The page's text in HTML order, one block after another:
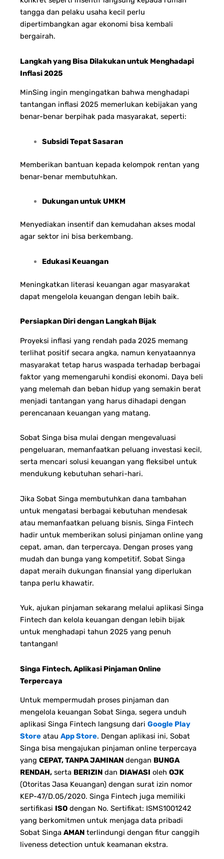
tangga dan pelaku usaha kecil perlu
dipertimbangkan agar ekonomi bisa kembali
bergairah.
Langkah yang Bisa Dilakukan untuk Menghadapi
Inflasi 2025
MinSing ingin mengingatkan bahwa menghadapi
tantangan inflasi 2025 memerlukan kebijakan yang
benar-benar berpihak pada masyarakat, seperti:
Subsidi Tepat Sasaran
Memberikan bantuan kepada kelompok rentan yang
benar-benar membutuhkan.
Dukungan untuk UMKM
Menyediakan insentif dan kemudahan akses modal
agar sektor ini bisa berkembang.
Edukasi Keuangan
Meningkatkan literasi keuangan agar masyarakat
dapat mengelola keuangan dengan lebih baik.
Persiapkan Diri dengan Langkah Bijak
Proyeksi inflasi yang rendah pada 2025 memang
terlihat positif secara angka, namun kenyataannya
masyarakat tetap harus waspada terhadap berbagai
faktor yang memengaruhi kondisi ekonomi. Daya beli
yang melemah dan beban hidup yang semakin berat
menjadi tantangan yang harus dihadapi dengan
perencanaan keuangan yang matang.
Sobat Singa bisa mulai dengan mengevaluasi
pengeluaran, memanfaatkan peluang investasi kecil,
serta mencari solusi keuangan yang fleksibel untuk
mendukung kebutuhan sehari-hari.
Jika Sobat Singa membutuhkan dana tambahan
untuk mengatasi berbagai kebutuhan mendesak
atau memanfaatkan peluang bisnis, Singa Fintech
hadir untuk memberikan solusi pinjaman online yang
cepat, aman, dan terpercaya. Dengan proses yang
mudah dan bunga yang kompetitif, Sobat Singa
dapat meraih dukungan finansial yang diperlukan
tanpa perlu khawatir.
Yuk, ajukan pinjaman sekarang melalui aplikasi Singa
Fintech dan kelola keuangan dengan lebih bijak
untuk menghadapi tahun 2025 yang penuh
tantangan!
Singa Fintech, Aplikasi Pinjaman Online
Terpercaya
Untuk mempermudah proses pinjaman dan
mengelola keuangan Sobat Singa, segera unduh
aplikasi Singa Fintech langsung dari Google Play
Store atau App Store. Dengan aplikasi ini, Sobat
Singa bisa mengajukan pinjaman online terpercaya
yang CEPAT, TANPA JAMINAN dengan BUNGA
RENDAH, serta BERIZIN dan DIAWASI oleh OJK
(Otoritas Jasa Keuangan) dengan surat izin nomor
KEP-47/D.05/2020. Singa Fintech juga memiliki
sertifikasi ISO dengan No. Sertifikat: ISMS1001242
yang berkomitmen untuk menjaga data pribadi
Sobat Singa AMAN terlindungi dengan fitur canggih
liveness detection untuk keamanan ekstra.